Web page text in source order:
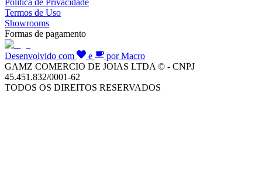
Termos de Uso
Showrooms
Formas de pagamento
Desenvolvido com e
por Macro
GAMZ COMERCIO DE JOIAS LTDA © - CNPJ
45.451.832/0001-62
TODOS OS DIREITOS RESERVADOS